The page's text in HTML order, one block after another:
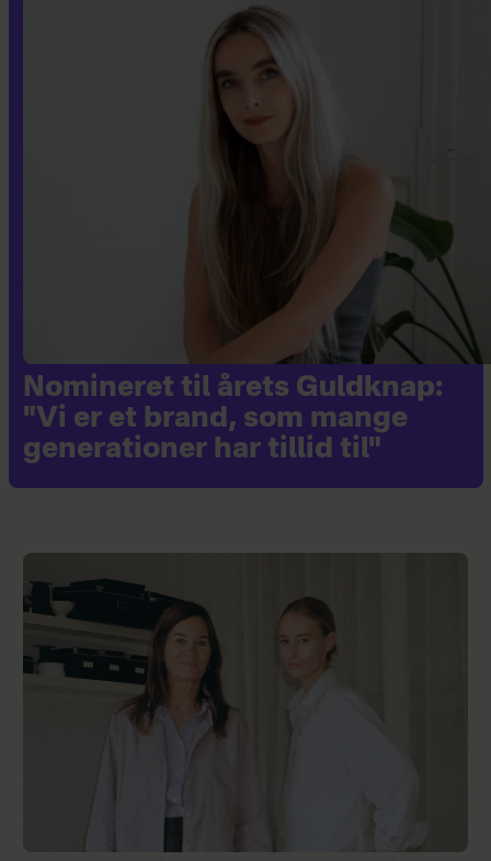
Nomineret til årets Guldknap:
"Vi er et brand, som mange
generationer har tillid til"